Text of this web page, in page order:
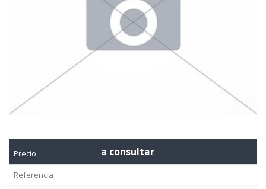
Precio a consultar
Referencia